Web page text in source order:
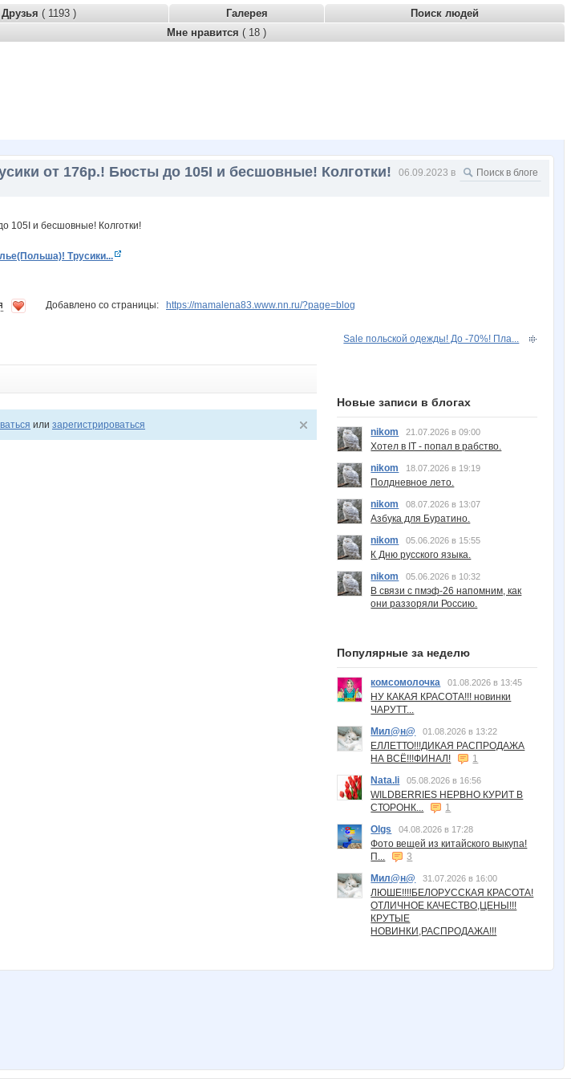
Друзья ( 1193 ) Галерея
Поиск людей
Мне нравится ( 18 )
от 176р.! Бюсты до 105I и бесшовные! Колготки!
06.09.2023 в
Трусики...
Добавлено со страницы: https://mamalena83.www.nn.ru/?page=blog
Sale польской одежды! До -70%! Пла...
или зарегистрироваться
Новые записи в блогах
nikom 21.07.2026 в 09:00
Хотел в IT - попал в рабство.
nikom
18.07.2026 в 19:19
Полдневное лето.
nikom
08.07.2026 в 13:07
Азбука для Буратино.
nikom
05.06.2026 в 15:55
К Дню русского языка.
nikom
05.06.2026 в 10:32
В связи с пмэф-26 напомним, как
они раззоряли Россию.
Популярные за неделю
комсомолочка 01.08.2026 в 13:45
НУ КАКАЯ КРАСОТА!!! новинки
ЧАРУТТ...
Мил@н@
01.08.2026 в 13:22
ЕЛЛЕТТО!!!ДИКАЯ РАСПРОДАЖА
НА ВСЁ!!!ФИНАЛ!
1
Nata.li
05.08.2026 в 16:56
WILDBERRIES НЕРВНО КУРИТ В
СТОРОНК...
1
Olgs
04.08.2026 в 17:28
Фото вещей из китайского выкупа!
П...
3
Мил@н@
31.07.2026 в 16:00
ЛЮШЕ!!!!БЕЛОРУССКАЯ КРАСОТА!
ОТЛИЧНОЕ КАЧЕСТВО,ЦЕНЫ!!!
КРУТЫЕ
НОВИНКИ,РАСПРОДАЖА!!!